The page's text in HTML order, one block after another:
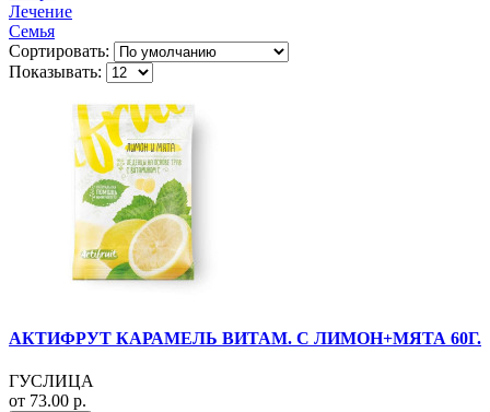
Лечение
Семья
Сортировать:
Показывать:
АКТИФРУТ КАРАМЕЛЬ ВИТАМ. С ЛИМОН+МЯТА 60Г.
ГУСЛИЦА
от 73.00 р.